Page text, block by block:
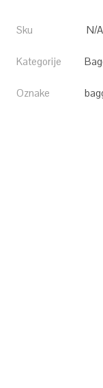
Sku N/A
Kategorije
Oznake